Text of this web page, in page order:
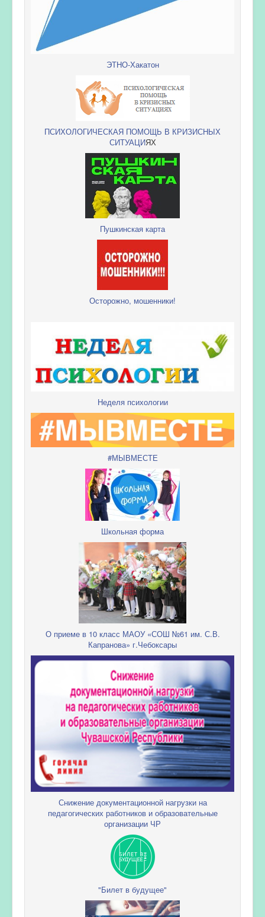
ЭТНО-Хакатон
ПСИХОЛОГИЧЕСКАЯ ПОМОЩЬ В КРИЗИСНЫХ
СИТУАЦИЯХ
Пушкинская карта
Осторожно, мошенники!
Неделя психологии
#МЫВМЕСТЕ
Школьная форма
О приеме в 10 класс МАОУ «СОШ №61 им. С.В.
Капранова» г.Чебоксары
Снижение документационной нагрузки на
педагогических работников и образовательные
организации ЧР
"Билет в будущее"